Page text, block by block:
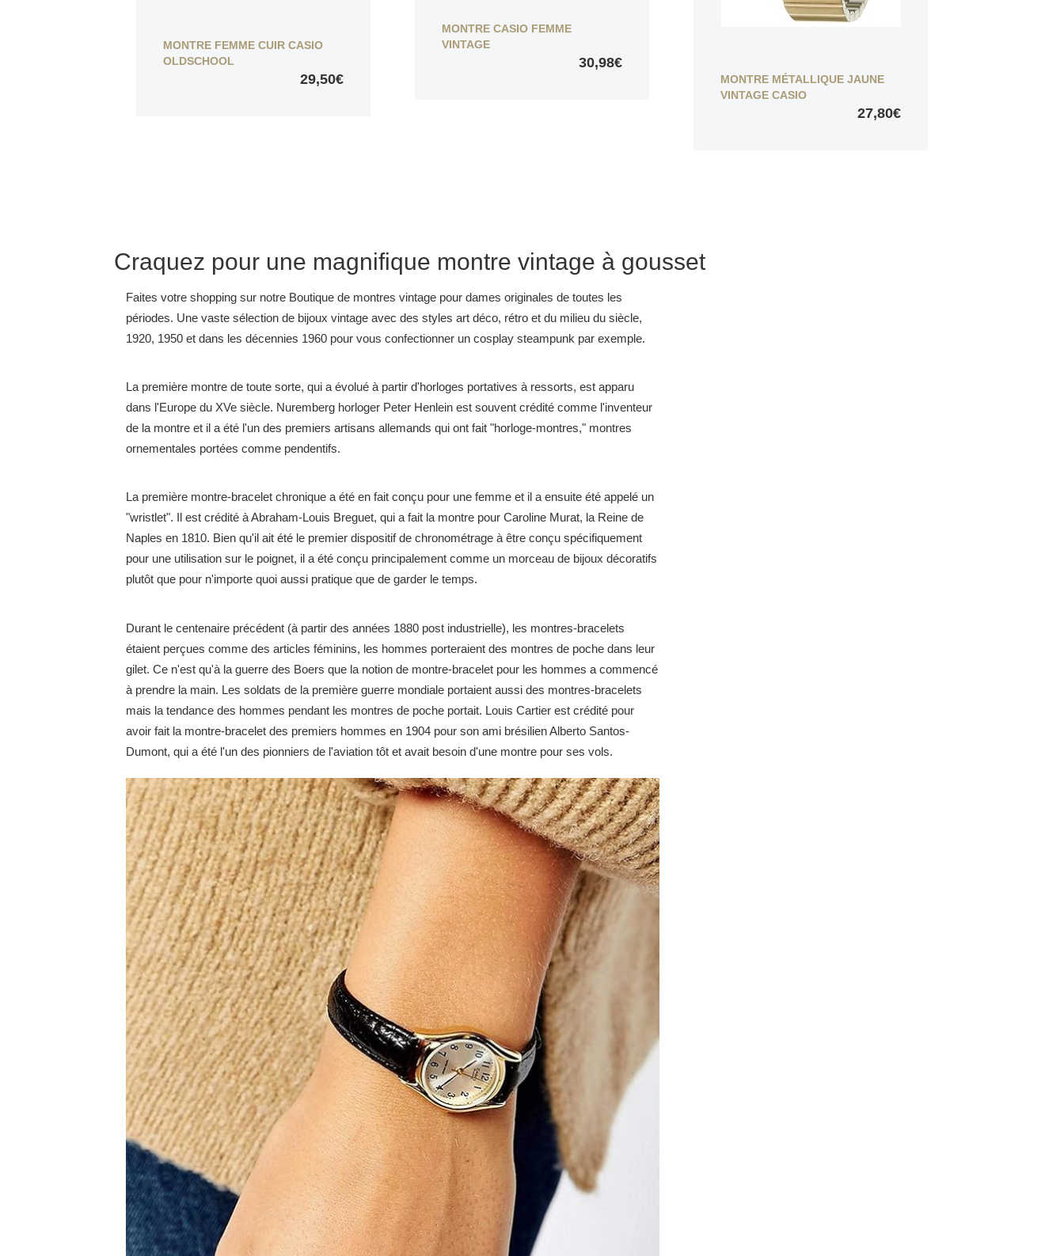
MONTRE FEMME CUIR CASIO
OLDSCHOOL
29,50€
MONTRE CASIO FEMME
VINTAGE
30,98€
MONTRE MÉTALLIQUE JAUNE
VINTAGE CASIO
27,80€
Craquez pour une magnifique montre vintage à gousset
Faites votre shopping sur notre Boutique de montres vintage pour dames originales de toutes les
périodes. Une vaste sélection de bijoux vintage avec des styles art déco, rétro et du milieu du siècle,
1920, 1950 et dans les décennies 1960 pour vous confectionner un cosplay steampunk par exemple.
La première montre de toute sorte, qui a évolué à partir d'horloges portatives à ressorts, est apparu
dans l'Europe du XVe siècle. Nuremberg horloger Peter Henlein est souvent crédité comme l'inventeur
de la montre et il a été l'un des premiers artisans allemands qui ont fait "horloge-montres," montres
ornementales portées comme pendentifs.
La première montre-bracelet chronique a été en fait conçu pour une femme et il a ensuite été appelé un
"wristlet". Il est crédité à Abraham-Louis Breguet, qui a fait la montre pour Caroline Murat, la Reine de
Naples en 1810. Bien qu'il ait été le premier dispositif de chronométrage à être conçu spécifiquement
pour une utilisation sur le poignet, il a été conçu principalement comme un morceau de bijoux décoratifs
plutôt que pour n'importe quoi aussi pratique que de garder le temps.
Durant le centenaire précédent (à partir des années 1880 post industrielle), les montres-bracelets
étaient perçues comme des articles féminins, les hommes porteraient des montres de poche dans leur
gilet. Ce n'est qu'à la guerre des Boers que la notion de montre-bracelet pour les hommes a commencé
à prendre la main. Les soldats de la première guerre mondiale portaient aussi des montres-bracelets
mais la tendance des hommes pendant les montres de poche portait. Louis Cartier est crédité pour
avoir fait la montre-bracelet des premiers hommes en 1904 pour son ami brésilien Alberto Santos-
Dumont, qui a été l'un des pionniers de l'aviation tôt et avait besoin d'une montre pour ses vols.